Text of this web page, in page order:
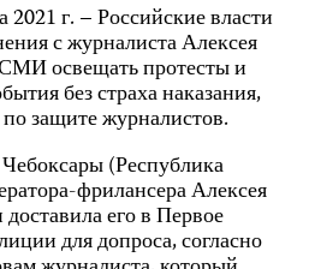
г. – Российские власти
с журналиста Алексея
освещать протесты и
без страха наказания,
защите журналистов.
(Республика
фрилансера Алексея
его в Первое
для допроса, согласно